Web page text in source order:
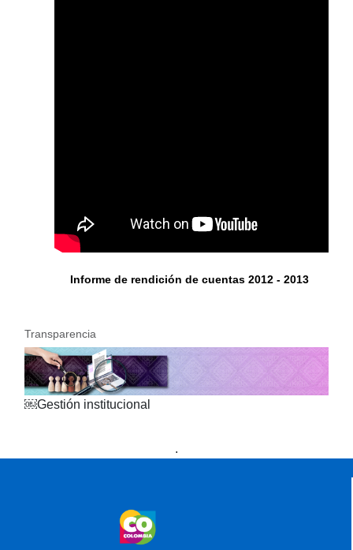
Informe de rendición de cuentas 2012 - 2013
Transparencia
￼Gestión institucional
MinRelaciones
MinHacienda
.